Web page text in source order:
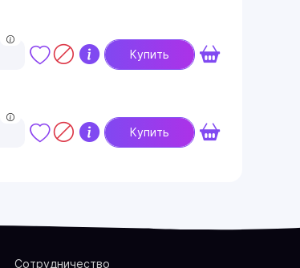
Купить
Купить
Сотрудничество